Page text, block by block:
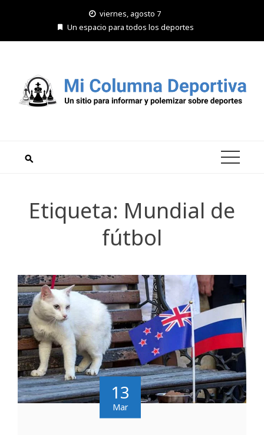
viernes, agosto 7
Un espacio para todos los deportes
Etiqueta: Mundial de
fútbol
13
Mar